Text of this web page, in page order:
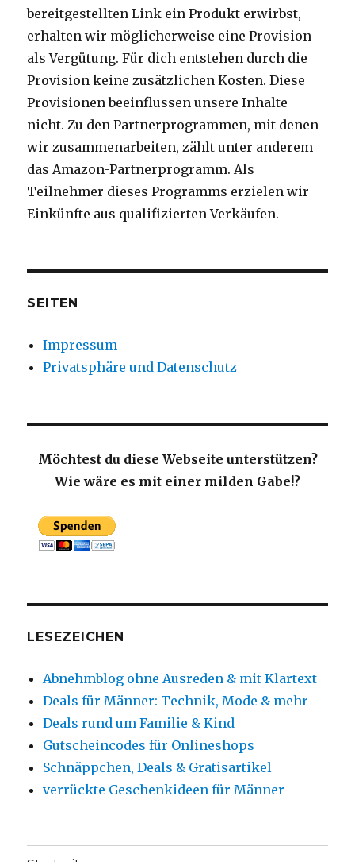
bereitgestellten Link ein Produkt erwirbst,
erhalten wir möglicherweise eine Provision
als Vergütung. Für dich entstehen durch die
Provision keine zusätzlichen Kosten. Diese
Provisionen beeinflussen unsere Inhalte
nicht. Zu den Partnerprogrammen, mit denen
wir zusammenarbeiten, zählt unter anderem
das Amazon-Partnerprogramm. Als
Teilnehmer dieses Programms erzielen wir
Einkünfte aus qualifizierten Verkäufen.
SEITEN
Impressum
Privatsphäre und Datenschutz
Möchtest du diese Webseite unterstützen?
Wie wäre es mit einer milden Gabe!?
LESEZEICHEN
Abnehmblog ohne Ausreden & mit Klartext
Deals für Männer: Technik, Mode & mehr
Deals rund um Familie & Kind
Gutscheincodes für Onlineshops
Schnäppchen, Deals & Gratisartikel
verrückte Geschenkideen für Männer